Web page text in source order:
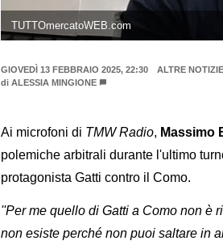
TUTTOmercatoWEB.com
GIOVEDÌ 13 FEBBRAIO 2025, 22:30
ALTRE NOTIZIE
di ALESSIA MINGIONE
Ai microfoni di TMW Radio, Massimo
polemiche arbitrali durante l'ultimo
protagonista Gatti contro il Como.
''Per me quello di Gatti a Como non è
non esiste perché non puoi saltare in